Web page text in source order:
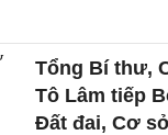
Tổng Bí thư,
Tô Lâm tiếp
Đất đai, Cơ